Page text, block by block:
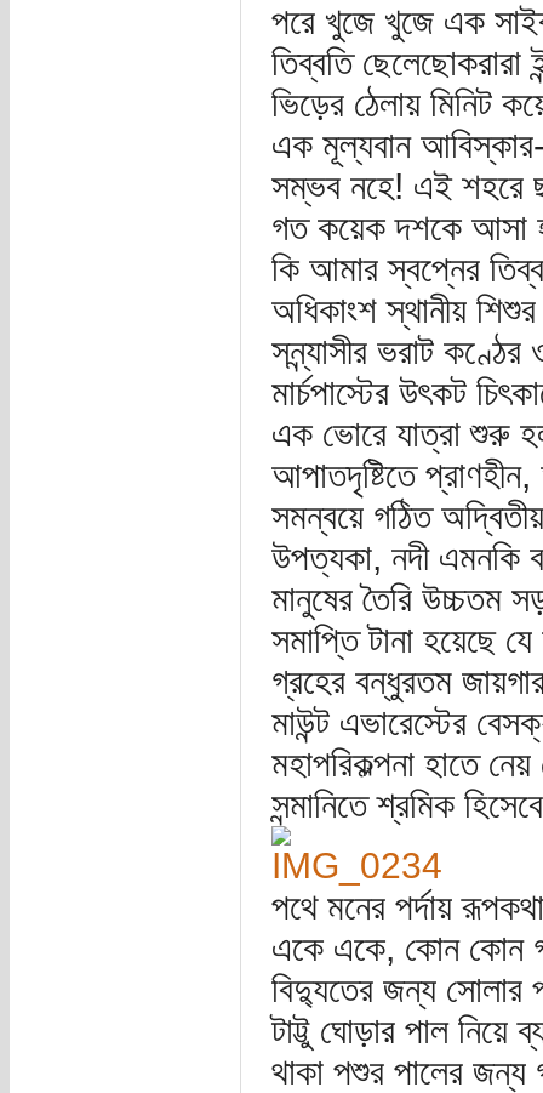
পরে খুজে খুজে এক
তিব্বতি
ভিড়ের ঠেলায় মিনিট
এক মূল্যবান
সম্ভব নহে! এই শহরে
গত কয়েক দশকে আসা
কি আমার স্বপ্নের
অধিকাংশ স্থানীয়
সন্ন্যাসীর ভরাট কণ্ঠের
মার্চপাস্টের উৎকট
এক ভোরে যাত্রা শুরু
আপাতদৃষ্টিতে
সমন্বয়ে গঠিত
উপত্যকা, নদী এমনকি
মানুষের তৈরি উচ্চতম
সমাপ্তি টানা হয়েছে
গ্রহের বন্ধুরতম
মাউন্ট এভারেস্টের
মহাপরিকল্পনা হাতে
সন্মানিতে শ্রমিক
পথে মনের পর্দায়
একে একে, কোন কোন
বিদ্যুতের জন্য সোলার
টাট্টু ঘোড়ার পাল
থাকা পশুর পালের জন্য